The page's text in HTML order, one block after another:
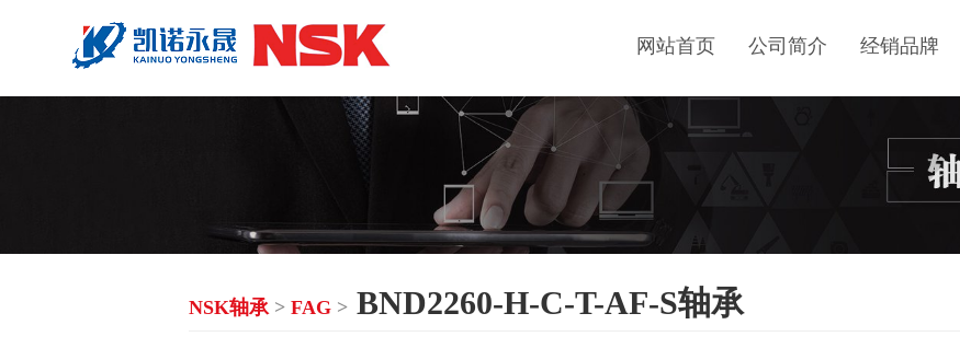
网站首页 公司简介 经销品牌
NSK轴承> FAG > BND2260-H-C-T-AF-S轴承